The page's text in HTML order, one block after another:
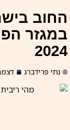
החוב
במגזר
2024
נתי פרידברג דצמבר